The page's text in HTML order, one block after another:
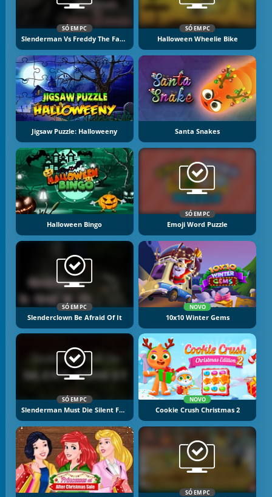
SÓ EM PC
Slenderman Vs Freddy The Fazbear
SÓ EM PC
Halloween Wheelie Bike
Jigsaw Puzzle: Halloweeny Santa Snakes
Halloween Bingo
SÓ EM PC
Emoji Word Puzzle
SÓ EM PC
Slenderclown Be Afraid Of It
NOVO
10x10 Winter Gems
SÓ EM PC
Slenderman Must Die Silent Forest
NOVO
Cookie Crush Christmas 2
SÓ EM PC